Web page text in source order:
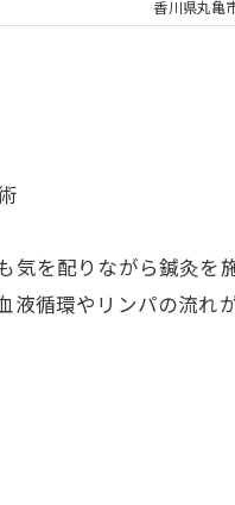
香川県丸亀
を配りながら鍼灸を
循環やリンパの流れ